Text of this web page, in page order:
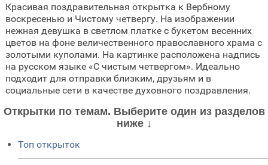
Красивая поздравительная открытка к Вербному
воскресенью и Чистому четвергу. На изображении
нежная девушка в светлом платке с букетом весенних
цветов на фоне величественного православного храма с
золотыми куполами. На картинке расположена надпись
на русском языке «С чистым четвергом». Идеально
подходит для отправки близким, друзьям и в
социальные сети в качестве духовного поздравления.
Открытки по темам. Выберите один из разделов
ниже ↓
Топ открыток